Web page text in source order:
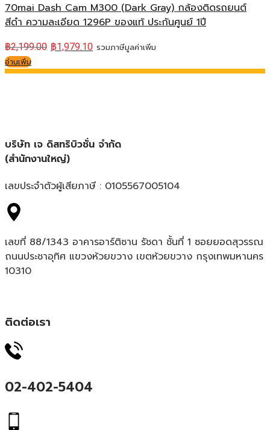
70mai Dash Cam M300 (Dark Gray) กล้องติดรถยนต์
สีดำ ความละเอียด 1296P ของแท้ ประกันศูนย์ 1ปี
฿2,199.00 ฿1,979.10 รวมภาษีมูลค่าเพิ่ม
อ่านเพิ่ม
บริษัท เจ ดิสทริบิวชั่น จำกัด
(สำนักงานใหญ่)
เลขประจำตัวผู้เสียภาษี : 0105567005104
เลขที่ 88/1343 อาคารอาร์ติซาน รัชดา ชั้นที่ 1 ซอยยอดสุวรรณ
ถนนประชาอุทิศ แขวงห้วยขวาง เขตห้วยขวาง กรุงเทพมหานคร
10310
ติดต่อเรา
02-402-5404